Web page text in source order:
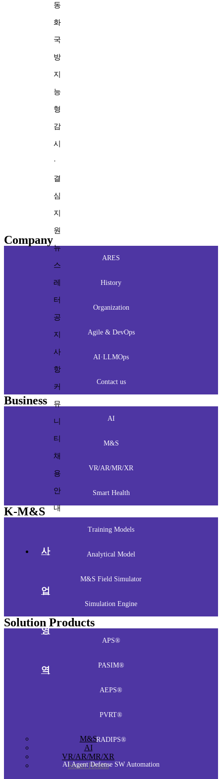
동
화
국
방
지
능
형
감
시
·
결
심
지
원
뉴
스
레
터
공
지
사
항
커
뮤
니
티
채
용
안
내
사
업
영
역
M&S
AI
VR/AR/MR/XR
Smart Health
Company
ARES
History
Organization
Agile & DevOps
AI·LLMOps
Contact us
Business
AI
M&S
VR/AR/MR/XR
Smart Health
K-M&S
Training Models
Analytical Model
M&S Field Simulator
Simulation Engine
Solution Products
APS®
PASIM®
AEPS®
PVRT®
RADIPS®
AI Agent Defense SW Automation